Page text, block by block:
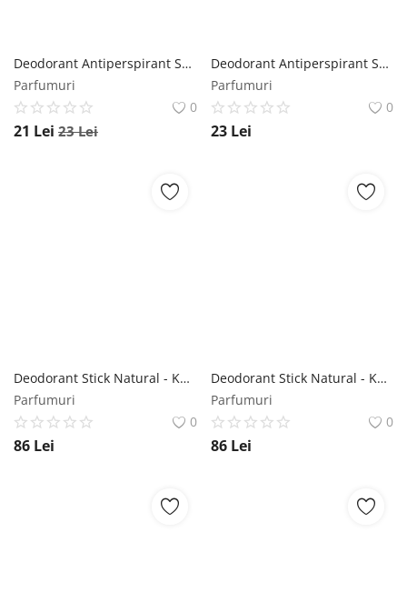
Deodorant Antiperspirant Spray pentru Femei cu Mac Albastru si Mar - Rexona MotionSense Stay Fresh with Scent of Blue Poppy & Apple 48h, 150 ml Rexona
Parfumuri
0
21 Lei 23Lei
Deodorant Antiperspirant Spray pentru Femei cu Aloe Vera - Rexona MotionSense Aloe Vera 48h, 150 ml Rexona
Parfumuri
0
23 Lei
Deodorant Stick Natural - KANU Nature Deodorant Natural Body Deo Mango, 80 ml Kanu Nature
Parfumuri
0
86 Lei
Deodorant Stick Natural - KANU Nature Deodorant Natural Body Deo Magnolia, 80 ml Kanu Nature
Parfumuri
0
86 Lei